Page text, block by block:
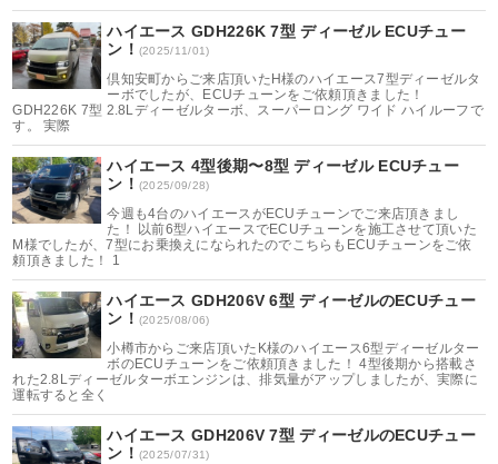
ハイエース GDH226K 7型 ディーゼル ECUチュー
ン！ (2025/11/01)
倶知安町からご来店頂いたH様のハイエース7型ディーゼルタ
ーボでしたが、ECUチューンをご依頼頂きました！
GDH226K 7型 2.8Lディーゼルターボ、スーパーロング ワイド ハイルーフで
す。 実際
ハイエース 4型後期〜8型 ディーゼル ECUチュー
ン！ (2025/09/28)
今週も4台のハイエースがECUチューンでご来店頂きまし
た！ 以前6型ハイエースでECUチューンを施工させて頂いた
M様でしたが、7型にお乗換えになられたのでこちらもECUチューンをご依
頼頂きました！ 1
ハイエース GDH206V 6型 ディーゼルのECUチュー
ン！ (2025/08/06)
小樽市からご来店頂いたK様のハイエース6型ディーゼルター
ボのECUチューンをご依頼頂きました！ 4型後期から搭載さ
れた2.8Lディーゼルターボエンジンは、排気量がアップしましたが、実際に
運転すると全く
ハイエース GDH206V 7型 ディーゼルのECUチュー
ン！ (2025/07/31)